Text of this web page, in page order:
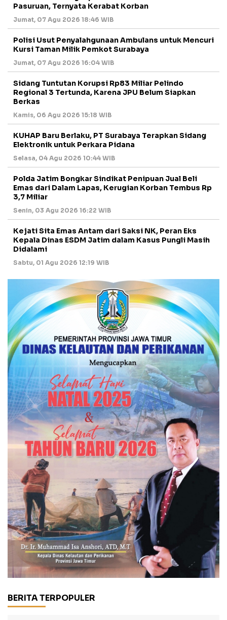
Pasuruan, Ternyata Kerabat Korban
Jumat, 07 Agu 2026 18:46 WIB
Polisi Usut Penyalahgunaan Ambulans untuk Mencuri
Kursi Taman Milik Pemkot Surabaya
Jumat, 07 Agu 2026 16:04 WIB
Sidang Tuntutan Korupsi Rp83 Miliar Pelindo
Regional 3 Tertunda, Karena JPU Belum Siapkan
Berkas
Kamis, 06 Agu 2026 15:18 WIB
KUHAP Baru Berlaku, PT Surabaya Terapkan Sidang
Elektronik untuk Perkara Pidana
Selasa, 04 Agu 2026 10:44 WIB
Polda Jatim Bongkar Sindikat Penipuan Jual Beli
Emas dari Dalam Lapas, Kerugian Korban Tembus Rp
3,7 Miliar
Senin, 03 Agu 2026 16:22 WIB
Kejati Sita Emas Antam dari Saksi NK, Peran Eks
Kepala Dinas ESDM Jatim dalam Kasus Pungli Masih
Didalami
Sabtu, 01 Agu 2026 12:19 WIB
BERITA TERPOPULER